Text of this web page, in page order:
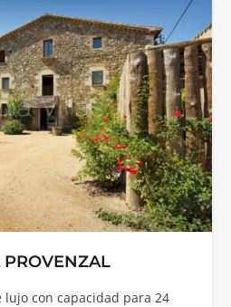
PROVENZAL
lujo con capacidad para 24